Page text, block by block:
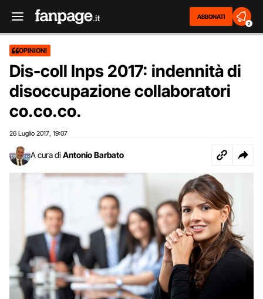
ABBONATI
2
OPINIONI
Dis-coll Inps 2017: indennità di
disoccupazione collaboratori
co.co.co.
26 Luglio 2017 19:07
A cura di Antonio Barbato